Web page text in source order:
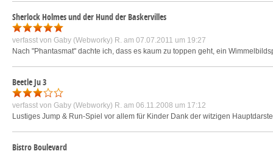
Sherlock Holmes und der Hund der Baskervilles
verfasst von Gaby (Webworky) R. am 07.07.2011 um 19:27
Nach "Phantasmat" dachte ich, dass es kaum zu toppen geht, ein
Beetle Ju 3
verfasst von Gaby (Webworky) R. am 06.11.2008 um 17:12
Lustiges Jump & Run-Spiel vor allem für Kinder Dank der witzigen
Bistro Boulevard